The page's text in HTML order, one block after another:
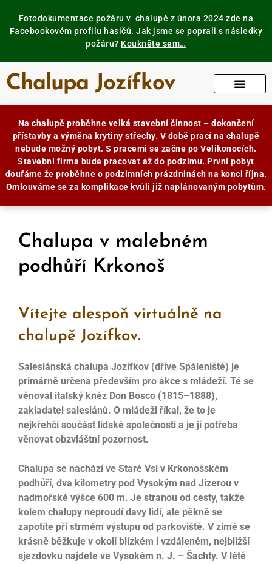
Fotodokumentace požáru v chalupě z února 2024zde na
Facebookovém profilu hasičů. Jak jsme se poprali s následky
požáru? Koukněte sem…
Chalupa Jozífkov
Na chalupě proběhne velká stavební činnost – dokončení
přístavby a výměna krytiny střechy. V době prací na chalupě
nebude možný pobyt. S pracemi se začne po Velikonocích.
Stavební firma bude pracovat až do podzimu. První pobyt
doufáme že proběhne o podzimních prázdninách na konci října.
Omlouváme se za komplikace kvůli již naplánovaným pobytům.
Chalupa v malebném
podhůří Krkonoš
Vítejte alespoň virtuálně na
chalupě Jozífkov.
Salesiánská chalupa Jozífkov (dříve Spáleniště) je
primárně určena především pro akce s mládeží. Té se
věnoval italský kněz Don Bosco (1815–1888),
zakladatel salesiánů. O mládeži říkal, že to je
nejkřehčí součást lidské společnosti a je jí potřeba
věnovat obzvláštní pozornost.
Chalupa se nachází ve Staré Vsi v Krkonošském
podhůří, dva kilometry pod Vysokým nad Jizerou v
nadmořské výšce 600 m. Je stranou od cesty, takže
kolem chalupy neproudí davy lidí, ale pěkně se
zapotíte při strmém výstupu od parkoviště. V zimě se
krásně běžkuje v okolí blízkém i vzdáleném, nejbližší
sjezdovku najdete ve Vysokém n. J. – Šachty. V létě